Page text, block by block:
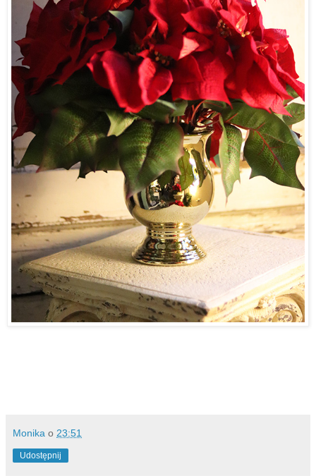
Monika o 23:51
Udostępnij